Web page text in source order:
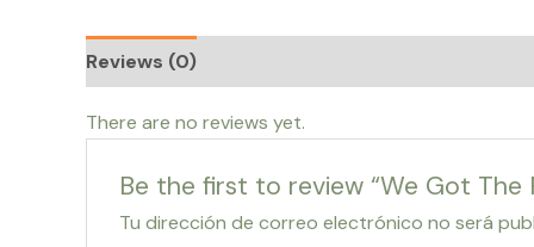
Reviews (0)
There are no reviews yet.
Be the first to review “We Got The
Tu dirección de correo electrónico no será